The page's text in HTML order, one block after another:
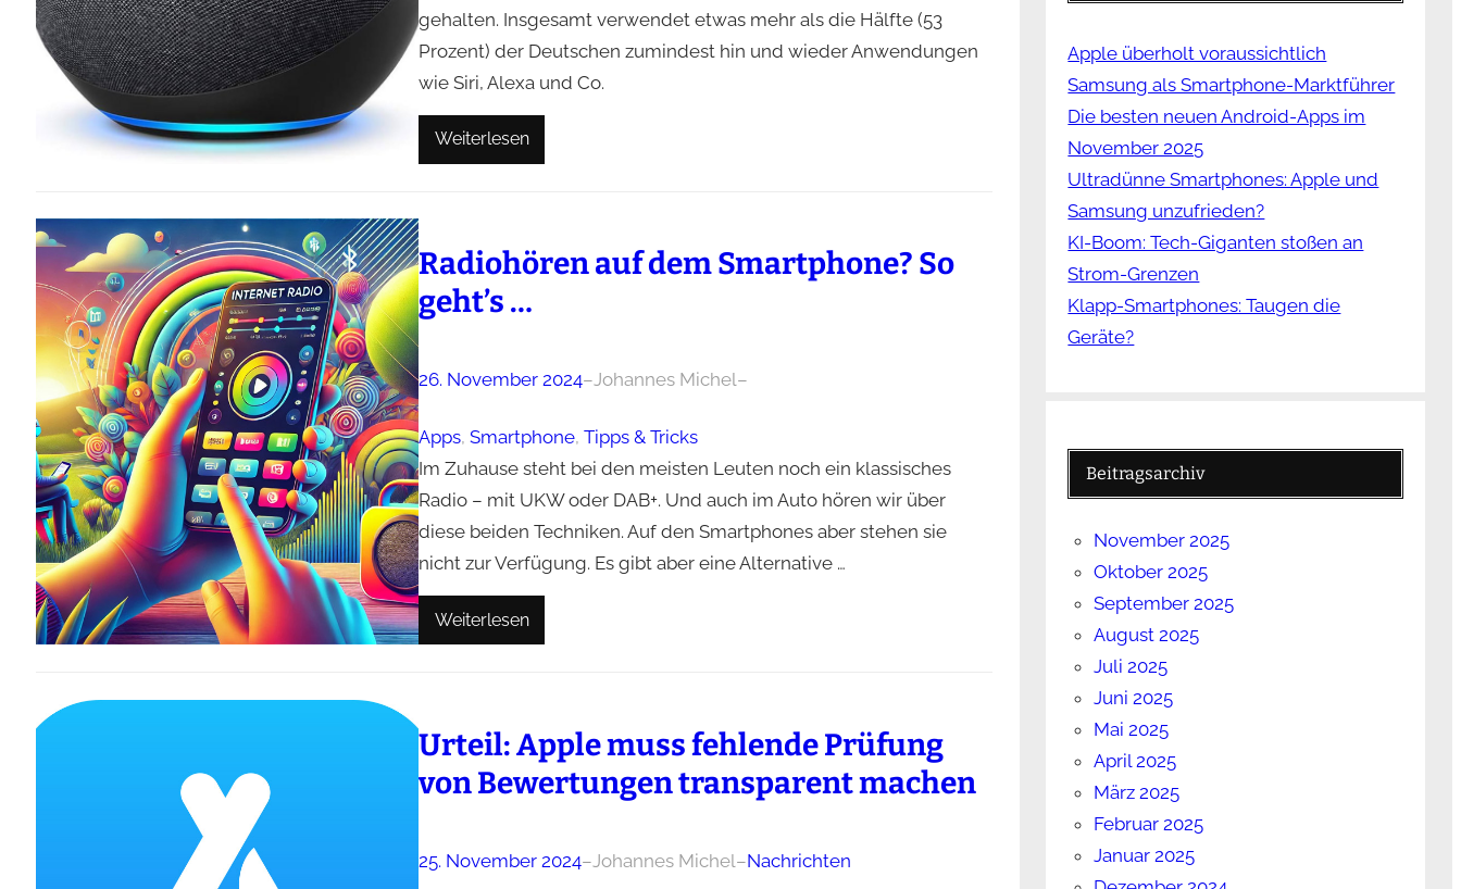
gehalten. Insgesamt verwendet etwas mehr als die Hälfte (53
Prozent) der Deutschen zumindest hin und wieder Anwendungen
wie Siri, Alexa und Co.
Weiterlesen
Radiohören auf dem Smartphone? So
geht’s …
26. November 2024–Johannes Michel–
Apps, Smartphone, Tipps & Tricks
Im Zuhause steht bei den meisten Leuten noch ein klassisches
Radio – mit UKW oder DAB+. Und auch im Auto hören wir über
diese beiden Techniken. Auf den Smartphones aber stehen sie
nicht zur Verfügung. Es gibt aber eine Alternative …
Weiterlesen
Urteil: Apple muss fehlende Prüfung
von Bewertungen transparent machen
25. November 2024–Johannes Michel–Nachrichten
Apple überholt voraussichtlich
Samsung als Smartphone-Marktführer
Die besten neuen Android-Apps im
November 2025
Ultradünne Smartphones: Apple und
Samsung unzufrieden?
KI-Boom: Tech-Giganten stoßen an
Strom-Grenzen
Klapp-Smartphones: Taugen die
Geräte?
Beitragsarchiv
November 2025
Oktober 2025
September 2025
August 2025
Juli 2025
Juni 2025
Mai 2025
April 2025
März 2025
Februar 2025
Januar 2025